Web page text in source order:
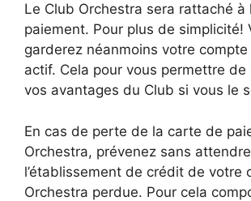
Le Club Orchestra sera rattaché à
paiement. Pour plus de simplicité!
garderez néanmoins votre compte
actif. Cela pour vous permettre de
vos avantages du Club si vous le
En cas de perte de la carte de
Orchestra, prévenez sans attendre
l’établissement de crédit de votre
Orchestra perdue. Pour cela